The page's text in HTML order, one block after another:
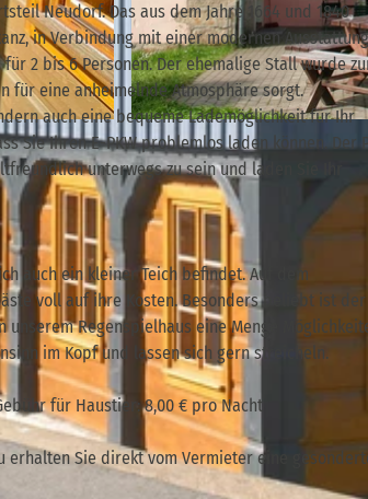
© Hans-Joachim Gnauck |CC-BY-SA
Neudorf. Das aus dem Jahre 1664 und 1840
in Verbindung mit einer modernen
2 bis 6 Personen. Der ehemalige Stall wurde
für eine anheimelnde Atmosphäre sorgt.
auch eine bequeme Lademöglichkeit für Ihr
Sie Ihren E-PKW problemlos laden können. Der
unterwegs zu sein und laden Sie Ihr
auch ein kleiner Teich befindet. Auf dem
voll auf ihre Kosten. Besonders beliebt ist der
Regenspielhaus eine Menge
im Kopf und lassen sich gern streicheln.
für Haustier: 8,00 € pro Nacht
erhalten Sie direkt vom Vermieter eine